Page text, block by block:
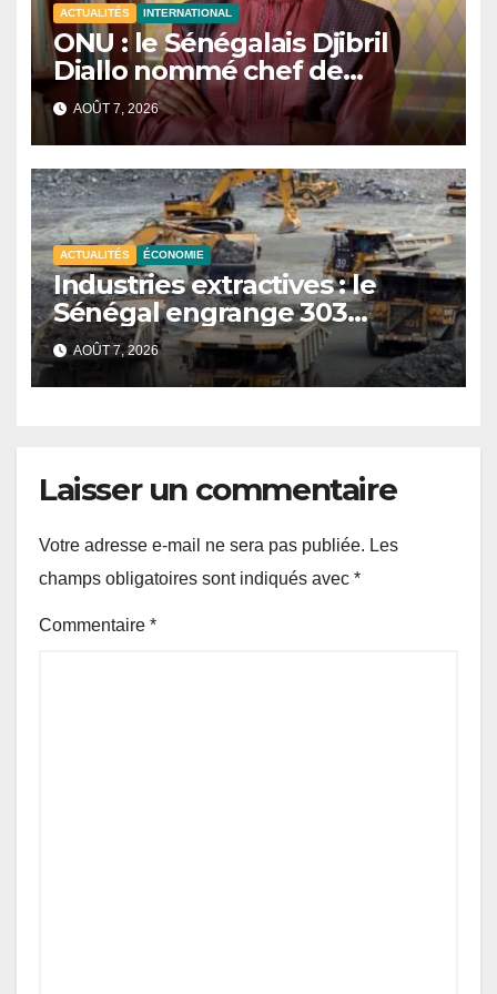
ACTUALITÉS INTERNATIONAL
ONU : le Sénégalais Djibril
Diallo nommé chef de
cabinet du président de la
81e Assemblée générale.
AOÛT 7, 2026
ACTUALITÉS ÉCONOMIE
Industries extractives : le
Sénégal engrange 303
milliards FCFA de revenus au
premier semestre 2025.
AOÛT 7, 2026
Laisser un commentaire
Votre adresse e-mail ne sera pas publiée. Les
champs obligatoires sont indiqués avec *
Commentaire *